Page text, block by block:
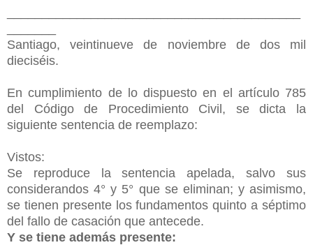
Santiago, veintinueve de noviembre de dos mil
dieciséis.
En cumplimiento de lo dispuesto en el artículo 785
del Código de Procedimiento Civil, se dicta la
siguiente sentencia de reemplazo:
Vistos:
Se reproduce la sentencia apelada, salvo sus
considerandos 4° y 5° que se eliminan; y asimismo,
se tienen presente los fundamentos quinto a séptimo
del fallo de casación que antecede.
Y se tiene además presente: